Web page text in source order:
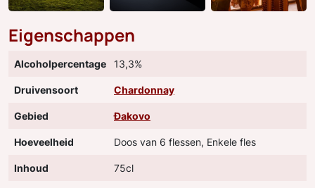
Eigenschappen
Alcoholpercentage 13,3%
Druivensoort Chardonnay
Gebied Đakovo
Hoeveelheid Doos van 6 flessen, Enkele fles
Inhoud 75cl